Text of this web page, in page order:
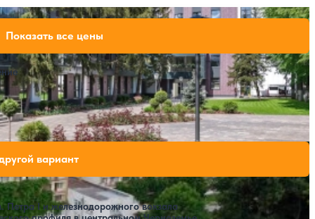
SPA
110,080 ₽
115,360 ₽
за 7 ночей, 2 взрослых
137,600 ₽
за 7 ночей, 2 взрослых
Показать все цены
Петра I и железнодорожного вокзала
мест на выбранные даты
вариант